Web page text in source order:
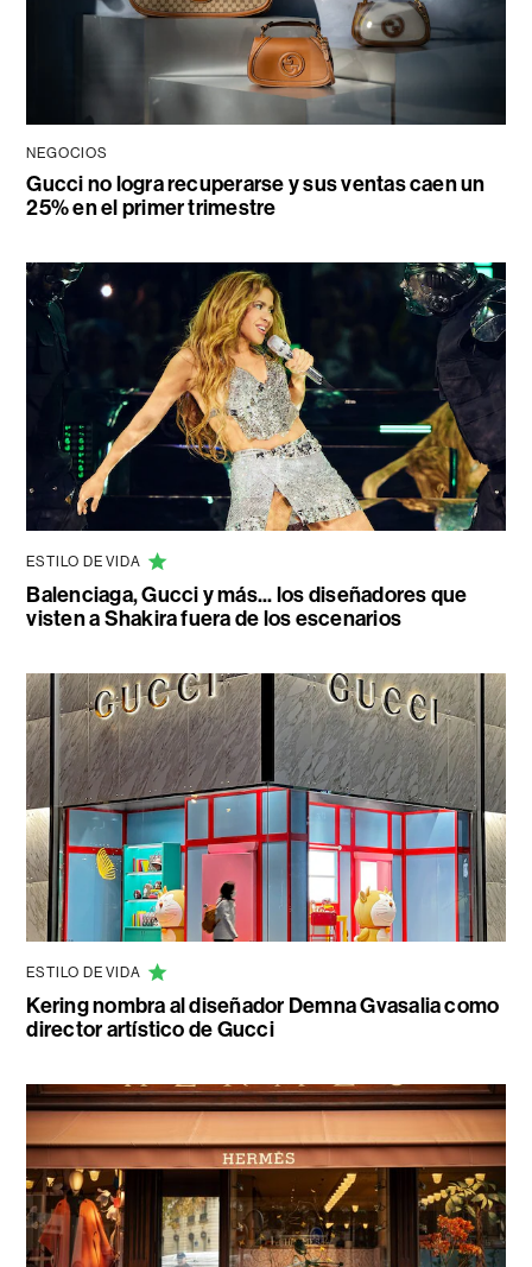
NEGOCIOS
Gucci no logra recuperarse y sus ventas caen un
25% en el primer trimestre
ESTILO DE VIDA
Balenciaga, Gucci y más... los diseñadores que
visten a Shakira fuera de los escenarios
ESTILO DE VIDA
Kering nombra al diseñador Demna Gvasalia como
director artístico de Gucci